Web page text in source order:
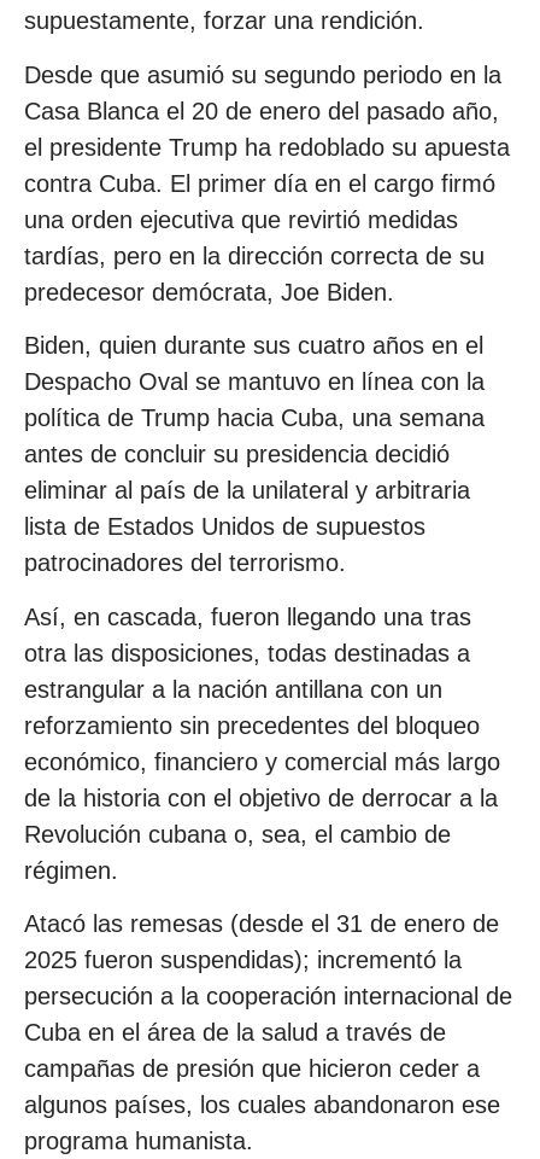
supuestamente, forzar una rendición.
Desde que asumió su segundo periodo en la
Casa Blanca el 20 de enero del pasado año,
el presidente Trump ha redoblado su apuesta
contra Cuba. El primer día en el cargo firmó
una orden ejecutiva que revirtió medidas
tardías, pero en la dirección correcta de su
predecesor demócrata, Joe Biden.
Biden, quien durante sus cuatro años en el
Despacho Oval se mantuvo en línea con la
política de Trump hacia Cuba, una semana
antes de concluir su presidencia decidió
eliminar al país de la unilateral y arbitraria
lista de Estados Unidos de supuestos
patrocinadores del terrorismo.
Así, en cascada, fueron llegando una tras
otra las disposiciones, todas destinadas a
estrangular a la nación antillana con un
reforzamiento sin precedentes del bloqueo
económico, financiero y comercial más largo
de la historia con el objetivo de derrocar a la
Revolución cubana o, sea, el cambio de
régimen.
Atacó las remesas (desde el 31 de enero de
2025 fueron suspendidas); incrementó la
persecución a la cooperación internacional de
Cuba en el área de la salud a través de
campañas de presión que hicieron ceder a
algunos países, los cuales abandonaron ese
programa humanista.